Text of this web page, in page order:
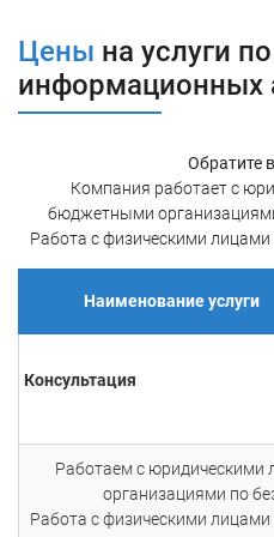
помощью интервью с
бухгалтерского баланса.
По завершению
информационных активах, их
локально вычислительной
рекомендации по обеспечению
управлении данными.
Зачем проводить
ИТ-активов
Инвентаризация
Она позволяет эффективно
ресурсами организации,
снизить риски потери данных.
Цены на услуги
информационных
Обратите
Компания работает с
бюджетными
Работа с физическими лицами
Наименование услуги
Консультация
Работаем с
организациями по
Работа с физическими лицами